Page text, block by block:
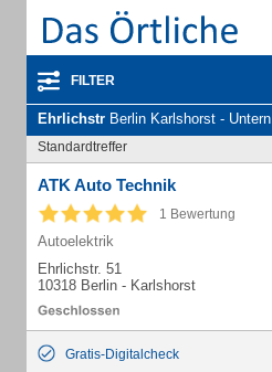
FILTER
Ehrlichstr Berlin Karlshorst - Unternehmen und Personen
Standardtreffer
ATK Auto Technik
1 Bewertung
Autoelektrik
Ehrlichstr. 51
10318 Berlin - Karlshorst
Gratis-Digitalcheck